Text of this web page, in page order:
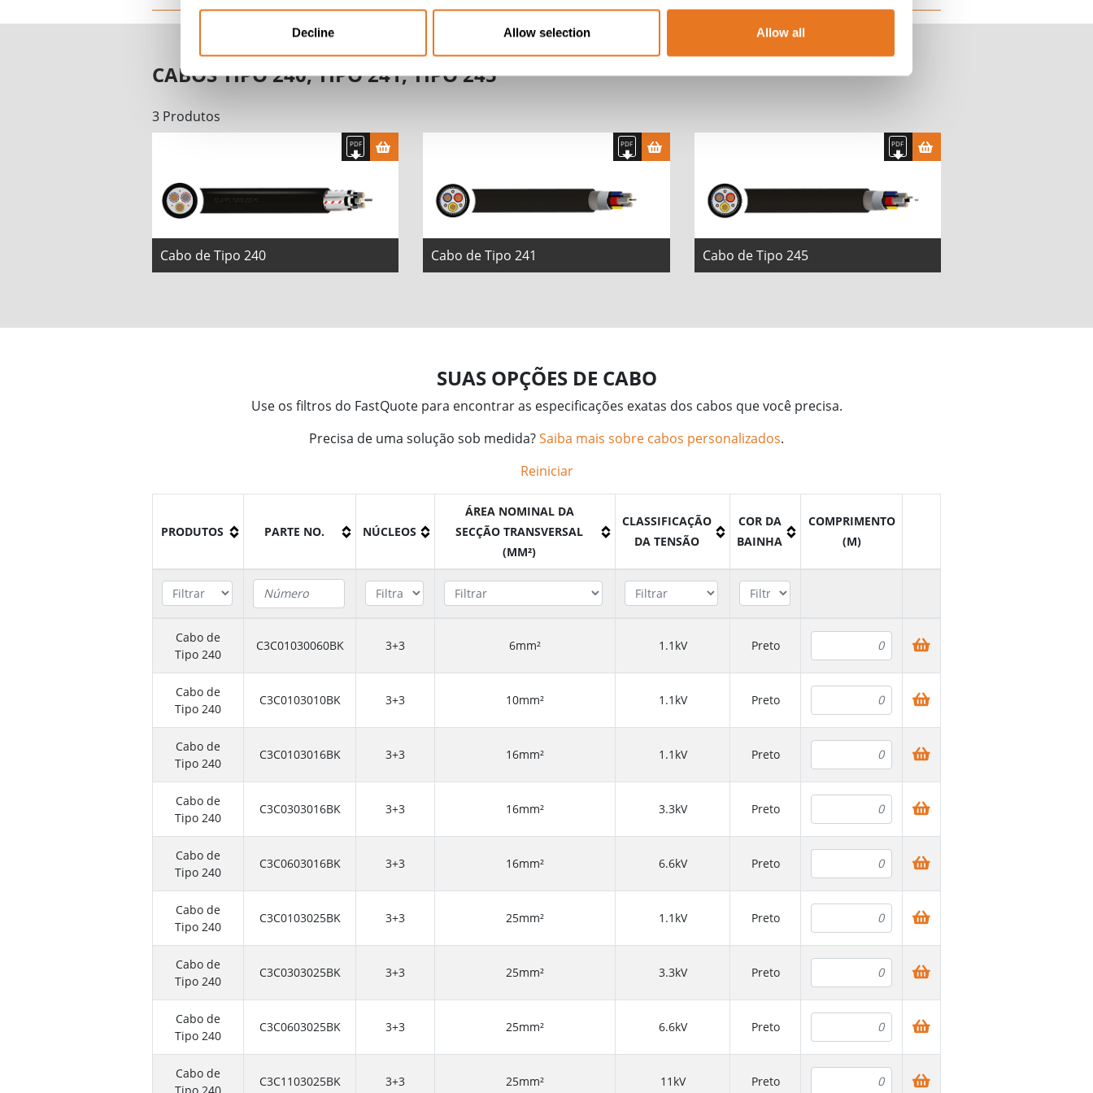
Decline Allow selection Allow all
CABOS TIPO 240, TIPO 241, TIPO 245
3 Produtos
Cabo de Tipo 240 Cabo de Tipo 241 Cabo de Tipo 245
SUAS OPÇÕES DE CABO
Use os filtros do FastQuote para encontrar as especificações exatas dos cabos que você precisa.
Precisa de uma solução sob medida?Saiba mais sobre cabos personalizados.
Reiniciar
PRODUTOS PARTE NO. NÚCLEOS
ÁREA NOMINAL DA
SECÇÃO TRANSVERSAL
(MM²)
CLASSIFICAÇÃO
DA TENSÃO
COR DA
BAINHA
COMPRIMENTO
(M)
Cabo de
Tipo 240
C3C01030060BK 3+3 6mm² 1.1kV Preto
Cabo de
Tipo 240
C3C0103010BK 3+3 10mm² 1.1kV Preto
Cabo de
Tipo 240
C3C0103016BK 3+3 16mm² 1.1kV Preto
Cabo de
Tipo 240
C3C0303016BK 3+3 16mm² 3.3kV Preto
Cabo de
Tipo 240
C3C0603016BK 3+3 16mm² 6.6kV Preto
Cabo de
Tipo 240
C3C0103025BK 3+3 25mm² 1.1kV Preto
Cabo de
Tipo 240
C3C0303025BK 3+3 25mm² 3.3kV Preto
Cabo de
Tipo 240
C3C0603025BK 3+3 25mm² 6.6kV Preto
Cabo de
C3C1103025BK 3+3 25mm² 11kV Preto